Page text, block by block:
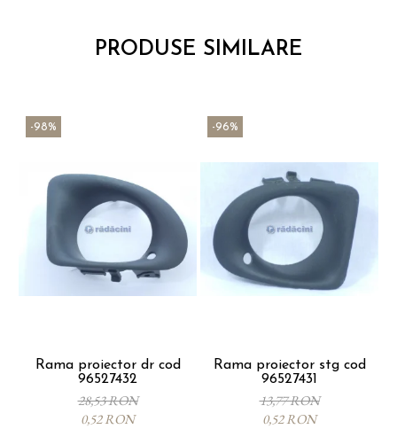
PRODUSE SIMILARE
-98%
Rama proiector dr cod
96527432
28,53 RON
0,52 RON
-96%
Rama proiector stg cod
96527431
13,77 RON
0,52 RON